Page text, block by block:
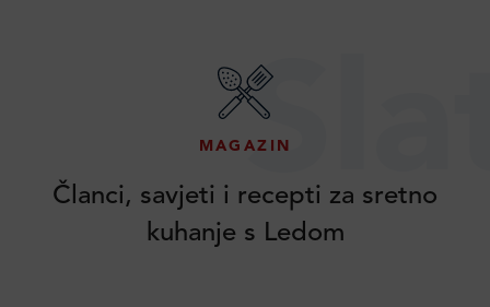
MAGAZIN
Članci, savjeti i recepti za sretno
kuhanje s Ledom